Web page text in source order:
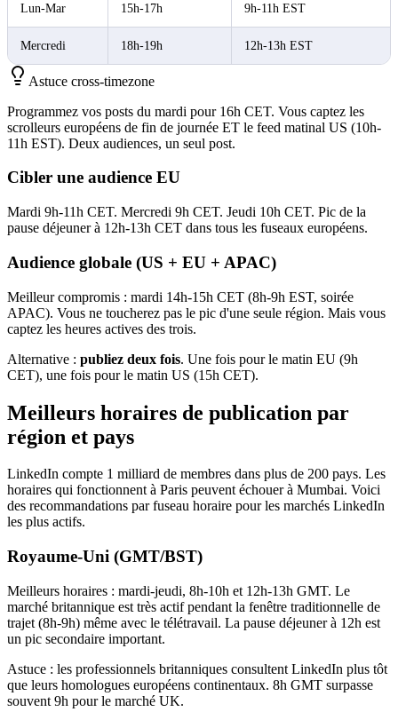
Lun-Mar 15h-17h 9h-11h EST
Mercredi 18h-19h 12h-13h EST
Astuce cross-timezone
Programmez vos posts du mardi pour 16h CET. Vous captez les
scrolleurs européens de fin de journée ET le feed matinal US (10h-
11h EST). Deux audiences, un seul post.
Cibler une audience EU
Mardi 9h-11h CET. Mercredi 9h CET. Jeudi 10h CET. Pic de la
pause déjeuner à 12h-13h CET dans tous les fuseaux européens.
Audience globale (US + EU + APAC)
Meilleur compromis : mardi 14h-15h CET (8h-9h EST, soirée
APAC). Vous ne toucherez pas le pic d'une seule région. Mais vous
captez les heures actives des trois.
Alternative : publiez deux fois. Une fois pour le matin EU (9h
CET), une fois pour le matin US (15h CET).
Meilleurs horaires de publication par
région et pays
LinkedIn compte 1 milliard de membres dans plus de 200 pays. Les
horaires qui fonctionnent à Paris peuvent échouer à Mumbai. Voici
des recommandations par fuseau horaire pour les marchés LinkedIn
les plus actifs.
Royaume-Uni (GMT/BST)
Meilleurs horaires : mardi-jeudi, 8h-10h et 12h-13h GMT. Le
marché britannique est très actif pendant la fenêtre traditionnelle de
trajet (8h-9h) même avec le télétravail. La pause déjeuner à 12h est
un pic secondaire important.
Astuce : les professionnels britanniques consultent LinkedIn plus tôt
que leurs homologues européens continentaux. 8h GMT surpasse
souvent 9h pour le marché UK.